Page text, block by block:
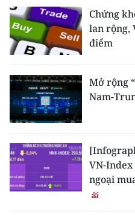
Chứng
lan rộng,
điểm
Mở rộng
Nam-
VN-
ngoại